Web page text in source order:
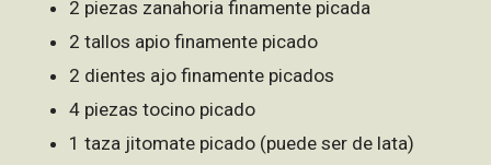
2 piezas zanahoria finamente picada
2 tallos apio finamente picado
2 dientes ajo finamente picados
4 piezas tocino picado
1 taza jitomate picado (puede ser de lata)